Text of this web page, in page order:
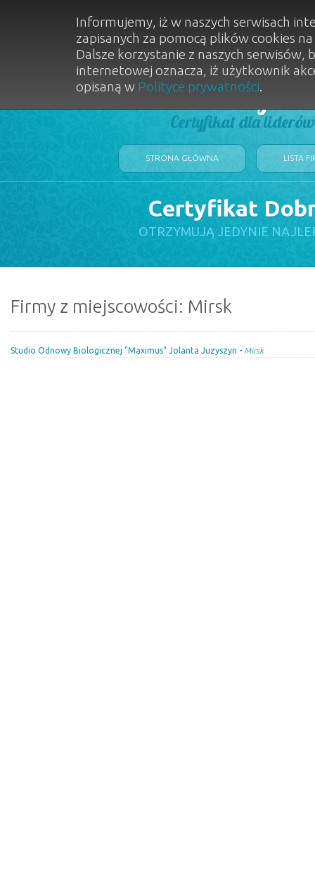
Dobry
Certyfikat dla
STRONA GŁÓWNA LISTA
Certyfikat
OTRZYMUJĄ JEDYNIE
Firmy z miejscowości: Mirsk
Studio Odnowy Biologicznej "Maximus" Jolanta Juzyszyn - Mirsk
Informujemy, iż w naszych serwisach
zapisanych za pomocą plików cookies
Dalsze korzystanie z naszych
internetowej oznacza, iż użytkownik
opisaną w Polityce prywatności.